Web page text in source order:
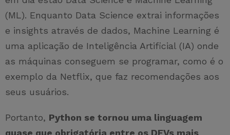
(ML). Enquanto Data Science extrai informações
e insights através de dados, Machine Learning é
uma aplicação de Inteligência Artificial (IA) onde
as máquinas conseguem se programar, como é o
exemplo da Netflix, que faz recomendações aos
seus usuários.
Portanto, Python se tornou uma linguagem
quase que obrigatória entre os DEVs mais